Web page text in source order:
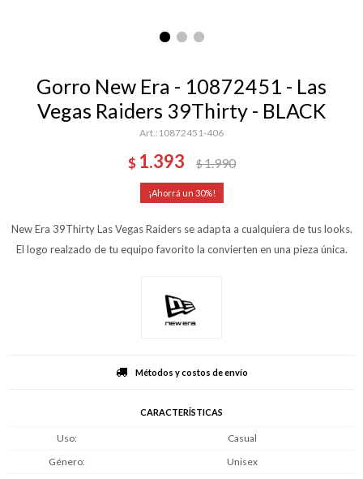
Gorro New Era - 10872451 - Las
Vegas Raiders 39Thirty - BLACK
10872451-406
$ 1.393 $1.990
30
New Era 39Thirty Las Vegas Raiders se adapta a cualquiera de tus looks.
El logo realzado de tu equipo favorito la convierten en una pieza única.
Métodos y costos de envío
CARACTERÍSTICAS
Uso
Casual
Género
Unisex